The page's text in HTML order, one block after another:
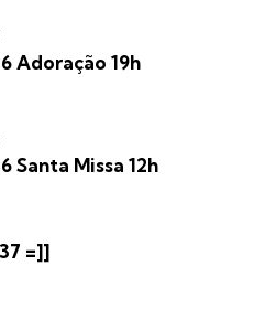
Adoração 19h
Santa Missa 12h
=]]